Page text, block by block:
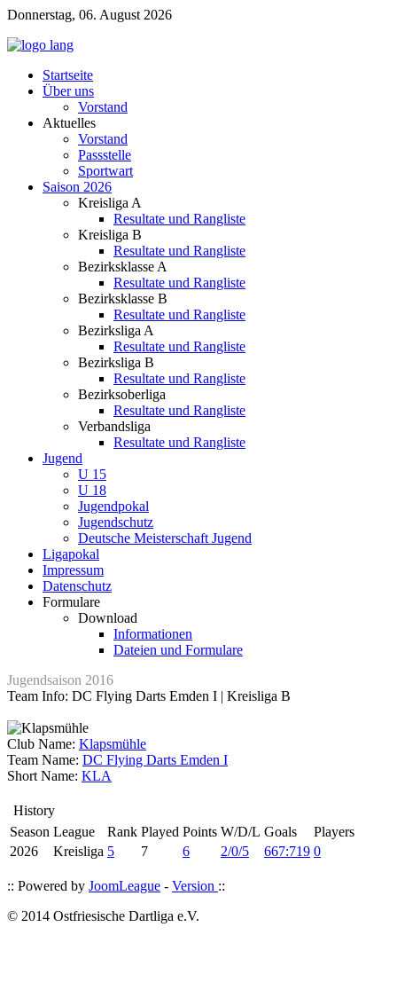
Donnerstag, 06. August 2026
Startseite
Über uns
Vorstand
Aktuelles
Vorstand
Passstelle
Sportwart
Saison 2026
Kreisliga A
Resultate und Rangliste
Kreisliga B
Resultate und Rangliste
Bezirksklasse A
Resultate und Rangliste
Bezirksklasse B
Resultate und Rangliste
Bezirksliga A
Resultate und Rangliste
Bezirksliga B
Resultate und Rangliste
Bezirksoberliga
Resultate und Rangliste
Verbandsliga
Resultate und Rangliste
Jugend
U 15
U 18
Jugendpokal
Jugendschutz
Deutsche Meisterschaft Jugend
Ligapokal
Impressum
Datenschutz
Formulare
Download
Informationen
Dateien und Formulare
Jugendsaison 2016
Team Info: DC Flying Darts Emden I | Kreisliga B
Club Name: Klapsmühle
Team Name: DC Flying Darts Emden I
Short Name: KLA
History
Season League Rank Played Points W/D/L Goals
Players
2026
Kreisliga 5 7 6 2/0/5 667:719 0
:: Powered by JoomLeague - Version ::
© 2014 Ostfriesische Dartliga e.V.